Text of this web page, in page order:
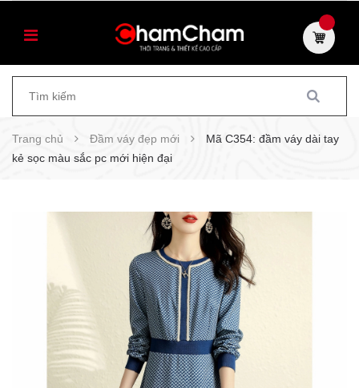
Trang chủ Đầm váy đẹp mới
Mã C354: đầm váy dài tay
kẻ sọc màu sắc pc mới hiện đại